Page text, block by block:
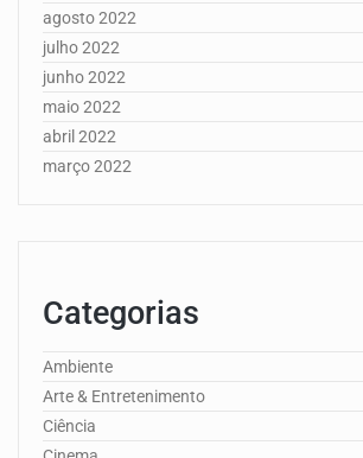
agosto 2022
julho 2022
junho 2022
maio 2022
abril 2022
março 2022
Categorias
Ambiente
Arte & Entretenimento
Ciência